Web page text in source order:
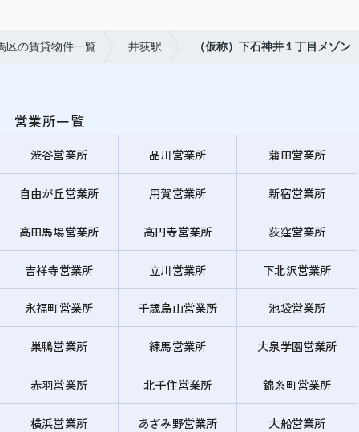
区の賃貸物件一覧 井荻駅 （仮称）下石神井１丁目メゾン
営業所一覧
渋谷営業所 品川営業所 蒲田営業所
自由が丘営業所 用賀営業所 新宿営業所
高田馬場営業所 高円寺営業所 荻窪営業所
吉祥寺営業所 立川営業所 下北沢営業所
永福町営業所 千歳烏山営業所 池袋営業所
巣鴨営業所 練馬営業所 大泉学園営業所
赤羽営業所 北千住営業所 錦糸町営業所
横浜営業所 あざみ野営業所 大船営業所